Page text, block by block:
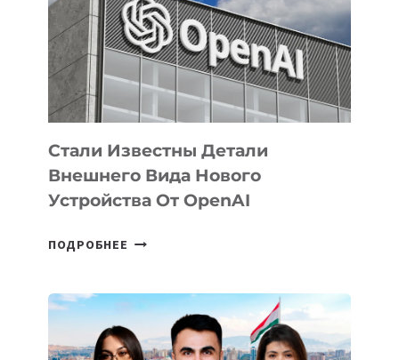
ПО
РАЗВИТИЮ
ЭКОСИСТЕМЫ
ИСКУССТВЕННОГО
ИНТЕЛЛЕКТА
Стали Известны Детали
Внешнего Вида Нового
Устройства От OpenAI
ПОДРОБНЕЕ СТАЛИ
ВНЕШНЕГО
ВИДА
НОВОГО